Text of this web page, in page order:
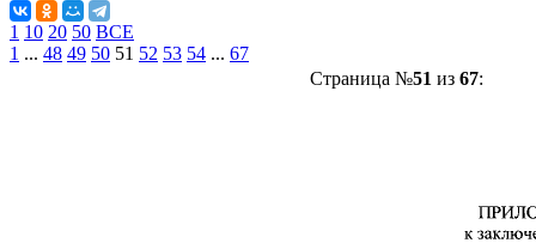
1 10 20 50 ВСЕ
1 ... 48 49 50 51 52 53 54 ... 67
Страница №51 из 67: